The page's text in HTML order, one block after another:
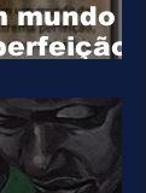
mundo